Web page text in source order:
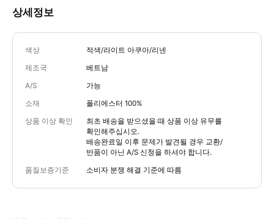
상세정보
색상 적색/라이트 아쿠아/리넨
제조국 베트남
A/S 가능
소재 폴리에스터 100%
상품 이상 확인
최초 배송을 받으셨을 때 상품 이상 유무를
확인해주십시오.
배송완료일 이후 문제가 발견될 경우 교환/
반품이 아닌 A/S 신청을 하셔야 합니다.
품질보증기준 소비자 분쟁 해결 기준에 따름